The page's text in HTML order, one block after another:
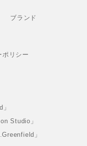
ブランド
ポリシー
Studio」
」